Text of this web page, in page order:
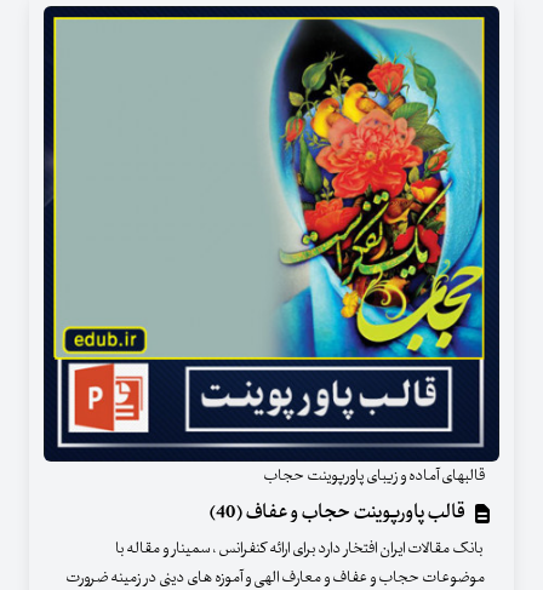
قالبهای آماده و زیبای پاورپوینت حجاب
قالب پاورپوینت حجاب و عفاف (40)
بانک مقالات ایران افتخار دارد برای ارائه کنفرانس ، سمینار و مقاله با
موضوعات حجاب و عفاف و معارف الهی و آموزه های دینی در زمینه ضرورت